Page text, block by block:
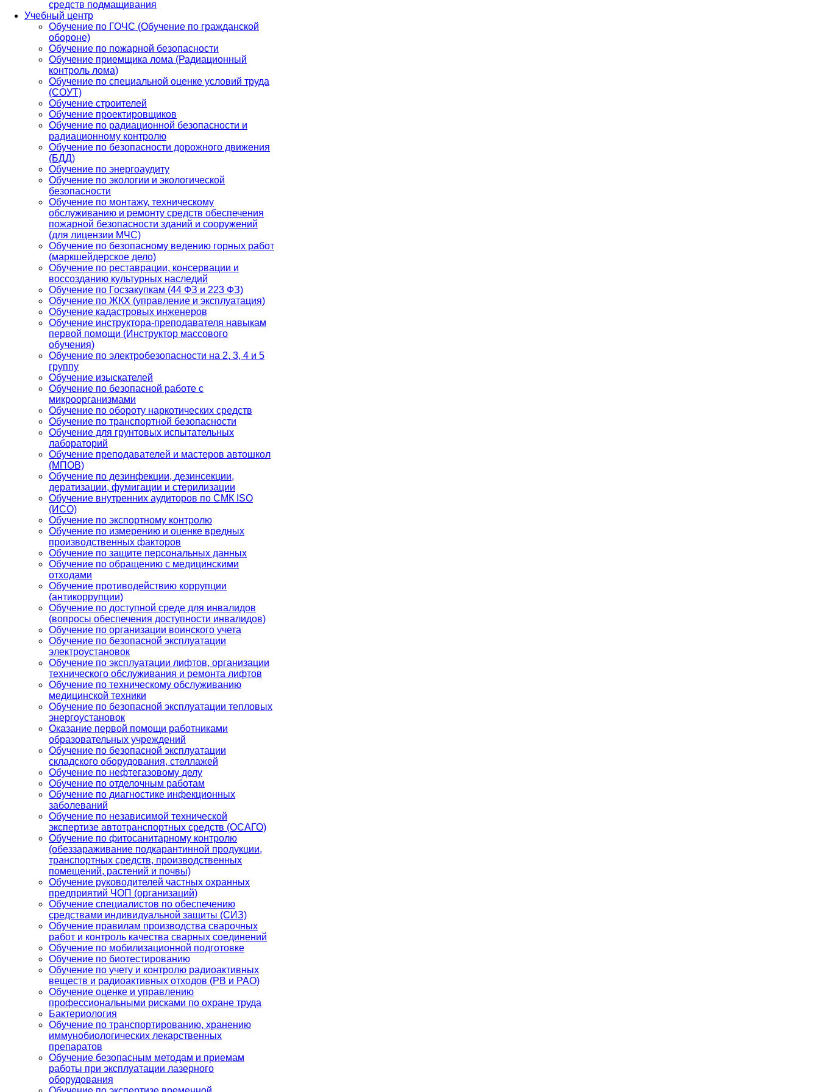
средств подмащивания
Учебный центр
Обучение по ГОЧС (Обучение по гражданской
обороне)
Обучение по пожарной безопасности
Обучение приемщика лома (Радиационный
контроль лома)
Обучение по специальной оценке условий труда
(СОУТ)
Обучение строителей
Обучение проектировщиков
Обучение по радиационной безопасности и
радиационному контролю
Обучение по безопасности дорожного движения
(БДД)
Обучение по энергоаудиту
Обучение по экологии и экологической
безопасности
Обучение по монтажу, техническому
обслуживанию и ремонту средств обеспечения
пожарной безопасности зданий и сооружений
(для лицензии МЧС)
Обучение по безопасному ведению горных работ
(маркшейдерское дело)
Обучение по реставрации, консервации и
воссозданию культурных наследий
Обучение по Госзакупкам (44 ФЗ и 223 ФЗ)
Обучение по ЖКХ (управление и эксплуатация)
Обучение кадастровых инженеров
Обучение инструктора-преподавателя навыкам
первой помощи (Инструктор массового
обучения)
Обучение по электробезопасности на 2, 3, 4 и 5
группу
Обучение изыскателей
Обучение по безопасной работе с
микроорганизмами
Обучение по обороту наркотических средств
Обучение по транспортной безопасности
Обучение для грунтовых испытательных
лабораторий
Обучение преподавателей и мастеров автошкол
(МПОВ)
Обучение по дезинфекции, дезинсекции,
дератизации, фумигации и стерилизации
Обучение внутренних аудиторов по СМК ISO
(ИСО)
Обучение по экспортному контролю
Обучение по измерению и оценке вредных
производственных факторов
Обучение по защите персональных данных
Обучение по обращению с медицинскими
отходами
Обучение противодействию коррупции
(антикоррупции)
Обучение по доступной среде для инвалидов
(вопросы обеспечения доступности инвалидов)
Обучение по организации воинского учета
Обучение по безопасной эксплуатации
электроустановок
Обучение по эксплуатации лифтов, организации
технического обслуживания и ремонта лифтов
Обучение по техническому обслуживанию
медицинской техники
Обучение по безопасной эксплуатации тепловых
энергоустановок
Оказание первой помощи работниками
образовательных учреждений
Обучение по безопасной эксплуатации
складского оборудования, стеллажей
Обучение по нефтегазовому делу
Обучение по отделочным работам
Обучение по диагностике инфекционных
заболеваний
Обучение по независимой технической
экспертизе автотранспортных средств (ОСАГО)
Обучение по фитосанитарному контролю
(обеззараживание подкарантинной продукции,
транспортных средств, производственных
помещений, растений и почвы)
Обучение руководителей частных охранных
предприятий ЧОП (организаций)
Обучение специалистов по обеспечению
средствами индивидуальной защиты (СИЗ)
Обучение правилам производства сварочных
работ и контроль качества сварных соединений
Обучение по мобилизационной подготовке
Обучение по биотестированию
Обучение по учету и контролю радиоактивных
веществ и радиоактивных отходов (РВ и РАО)
Обучение оценке и управлению
профессиональными рисками по охране труда
Бактериология
Обучение по транспортированию, хранению
иммунобиологических лекарственных
препаратов
Обучение безопасным методам и приемам
работы при эксплуатации лазерного
оборудования